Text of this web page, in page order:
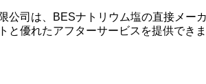
公司は、BESナトリウム塩の直接メー
と優れたアフターサービスを提供でき